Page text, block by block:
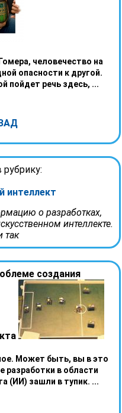
человечество на
опасности к другой.
пойдет речь здесь, ...
рубрику:
интеллект
о разработках,
интеллекте.
так
создания
Может быть, вы в это
разработки в области
(ИИ) зашли в тупик. ...